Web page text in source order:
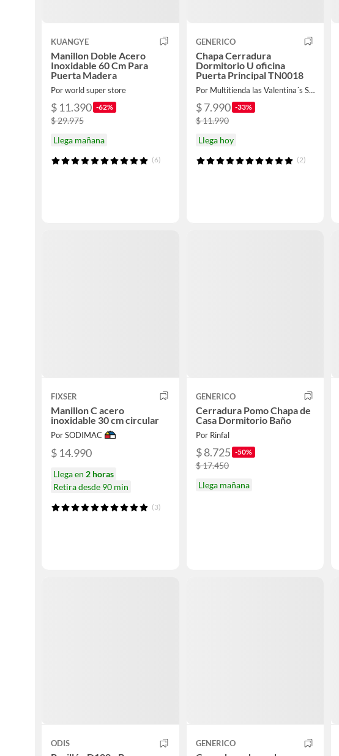
KUANGYE
Manillon Doble Acero
Inoxidable 60 Cm Para
Puerta Madera
Por world super store
$ 11.390 -62%
$ 29.975
Llega mañana
(6)
GENERICO
Chapa Cerradura
Dormitorio U oficina
Puerta Principal TN0018
Por Multitienda las Valentina´s SPA
$ 7.990 -33%
$ 11.990
Llega hoy
(2)
FIXSER
Manillon C acero
inoxidable 30 cm circular
Por SODIMAC
$ 14.990
Llega en 2 horas
Retira desde 90 min
(3)
GENERICO
Cerradura Pomo Chapa de
Casa Dormitorio Baño
Por Rinfal
$ 8.725 -50%
$ 17.450
Llega mañana
ODIS GENERICO